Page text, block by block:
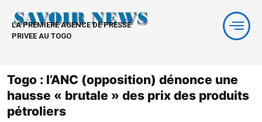
contenu
LA PREMIERE AGENCE DE PRESSE
PRIVEE AU TOGO
Togo : l’ANC (opposition) dénonce une
hausse « brutale » des prix des produits
pétroliers